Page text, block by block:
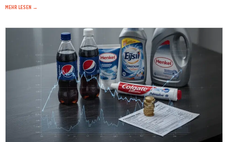
MEHR LESEN →